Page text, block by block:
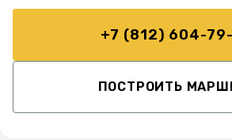
+7 (812) 604-
ПОСТРОИТЬ